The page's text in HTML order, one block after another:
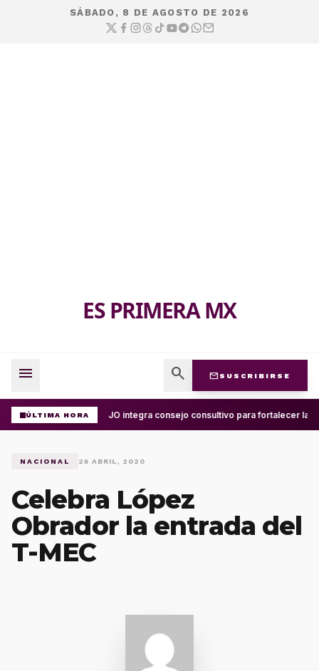
SÁBADO, 8 DE AGOSTO DE 2026
ES PRIMERA MX
menu search mail SUSCRIBIRSE
ÚLTIMA HORAUABJO integra consejo consultivo para fortalecer la
NACIONAL 26 ABRIL, 2020
Celebra López
Obrador la entrada del
T-MEC